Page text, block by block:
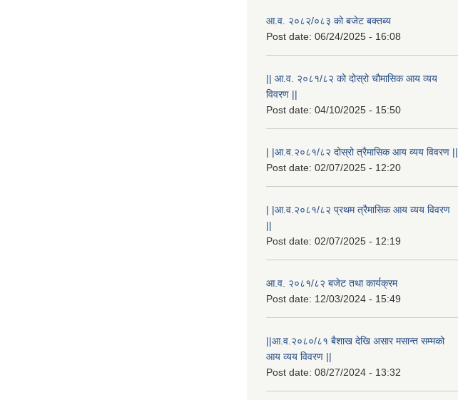
आ.व. २०८२/०८३ को बजेट बक्तब्य
Post date: 06/24/2025 - 16:08
|| आ.व. २०८१/८२ को दोस्रो चौमासिक आय व्यय
विवरण ||
Post date: 04/10/2025 - 15:50
| |आ.व.२०८१/८२ दोस्रो त्रैमासिक आय व्यय विवरण ||
Post date: 02/07/2025 - 12:20
| |आ.व.२०८१/८२ प्रथम त्रैमासिक आय व्यय विवरण
||
Post date: 02/07/2025 - 12:19
आ.व. २०८१/८२ बजेट तथा कार्यक्रम
Post date: 12/03/2024 - 15:49
||आ.व.२०८०/८१ बैशाख देखि असार मसान्त सम्मको
आय व्यय विवरण ||
Post date: 08/27/2024 - 13:32